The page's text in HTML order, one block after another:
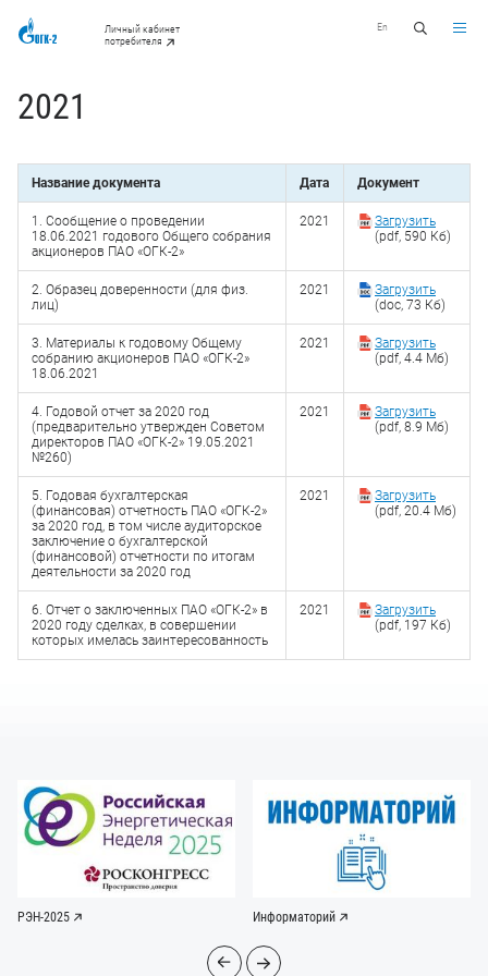
Личный кабинет
потребителя
En
2021
Название документа Дата Документ
1. Сообщение о проведении
18.06.2021 годового Общего собрания
акционеров ПАО «ОГК-2»
2021
Загрузить
(pdf, 590 Кб)
2. Образец доверенности (для физ.
лиц)
2021
Загрузить
(doc, 73 Кб)
3. Материалы к годовому Общему
собранию акционеров ПАО «ОГК-2»
18.06.2021
2021
Загрузить
(pdf, 4.4 Мб)
4. Годовой отчет за 2020 год
(предварительно утвержден Советом
директоров ПАО «ОГК-2» 19.05.2021
№260)
2021
Загрузить
(pdf, 8.9 Мб)
5. Годовая бухгалтерская
(финансовая) отчетность ПАО «ОГК-2»
за 2020 год, в том числе аудиторское
заключение о бухгалтерской
(финансовой) отчетности по итогам
деятельности за 2020 год
2021
Загрузить
(pdf, 20.4 Мб)
6. Отчет о заключенных ПАО «ОГК-2» в
2020 году сделках, в совершении
которых имелась заинтересованность
2021
Загрузить
(pdf, 197 Кб)
РЭН-2025 Информаторий